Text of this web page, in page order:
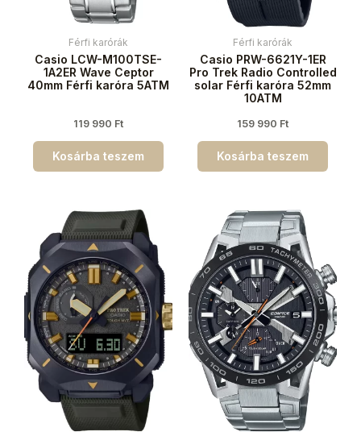
Férfi karórák
Casio LCW-M100TSE-
1A2ER Wave Ceptor
40mm Férfi karóra 5ATM
119 990 Ft
Kosárba teszem
Férfi karórák
Casio PRW-6621Y-1ER
Pro Trek Radio Controlled
solar Férfi karóra 52mm
10ATM
159 990 Ft
Kosárba teszem